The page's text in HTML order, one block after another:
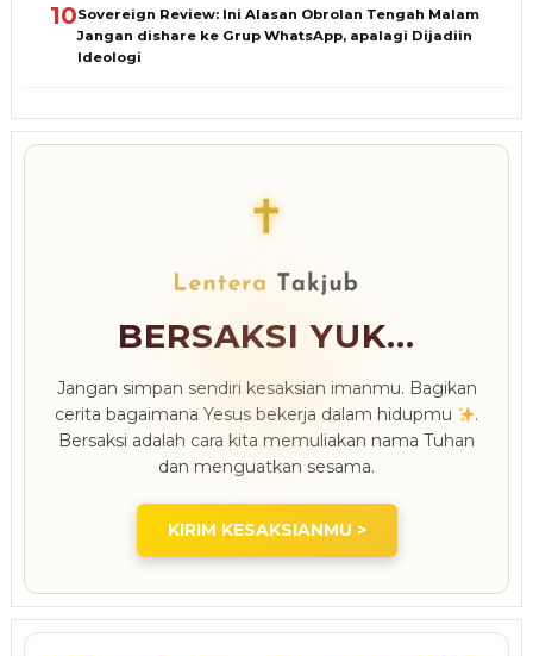
10Sovereign Review: Ini Alasan Obrolan Tengah Malam
Jangan dishare ke Grup WhatsApp, apalagi Dijadiin
Ideologi
✝
BERSAKSI YUK...
Jangan simpan sendiri kesaksian imanmu. Bagikan
cerita bagaimana Yesus bekerja dalam hidupmu
.
Bersaksi adalah cara kita memuliakan nama Tuhan
dan menguatkan sesama.
KIRIM KESAKSIANMU >